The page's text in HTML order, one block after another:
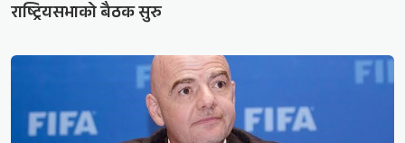
राष्ट्रियसभाको बैठक सुरु